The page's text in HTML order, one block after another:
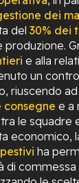
dei
del 30% dei
e alla
un
riuscendo ad
consegne e a
le squadre
economico,
ha
di commessa